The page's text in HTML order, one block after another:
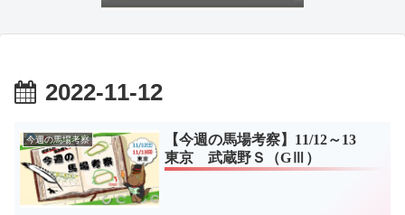
2022-11-12
今週の馬場考察
【今週の馬場考察】11/12～13
東京 武蔵野Ｓ（GⅢ）